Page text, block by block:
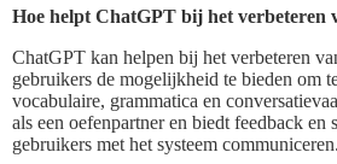
Hoe helpt ChatGPT bij het verbeteren
ChatGPT kan helpen bij het verbeteren
gebruikers de mogelijkheid te bieden om
vocabulaire, grammatica en
als een oefenpartner en biedt feedback en
gebruikers met het systeem communiceren.